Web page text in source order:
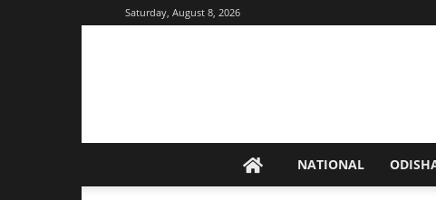
Saturday, August 8, 2026
NATIONAL